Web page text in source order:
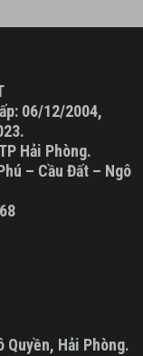
06/12/2004,
Hải Phòng.
– Cầu Đất – Ngô
Quyền, Hải Phòng.